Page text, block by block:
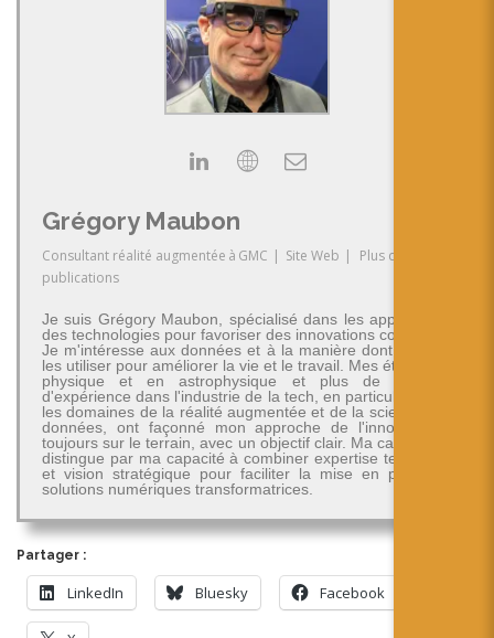
Grégory Maubon
Consultant réalité augmentée à GMC | Site Web |
Plus de
publications
Je suis Grégory Maubon, spécialisé dans les applications
des technologies pour favoriser des innovations concrètes.
Je m'intéresse aux données et à la manière dont on peut
les utiliser pour améliorer la vie et le travail. Mes études en
physique et en astrophysique et plus de 30 ans
d'expérience dans l'industrie de la tech, en particulier dans
les domaines de la réalité augmentée et de la science des
données, ont façonné mon approche de l'innovation -
toujours sur le terrain, avec un objectif clair. Ma carrière se
distingue par ma capacité à combiner expertise technique
et vision stratégique pour faciliter la mise en place de
solutions numériques transformatrices.
Partager :
LinkedIn Bluesky Facebook